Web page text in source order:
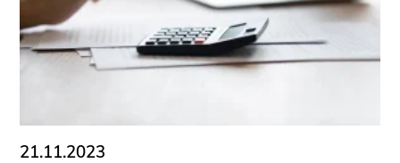
START.ING. Das Studierenden Praxis-
Programm
Wissenswertes für Studierende
Kammer Newsletter
21.11.2023